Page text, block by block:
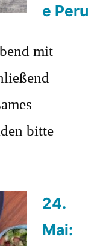
e Peru
mit
bitte
24.
Mai: